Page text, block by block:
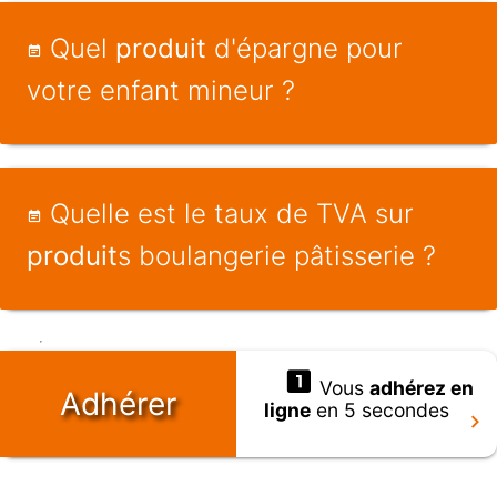
Quel produit d'épargne pour
votre enfant mineur ?
Quelle est le taux de TVA sur
produits boulangerie pâtisserie ?
Adhérer Vousadhérez en
ligneen 5 secondes